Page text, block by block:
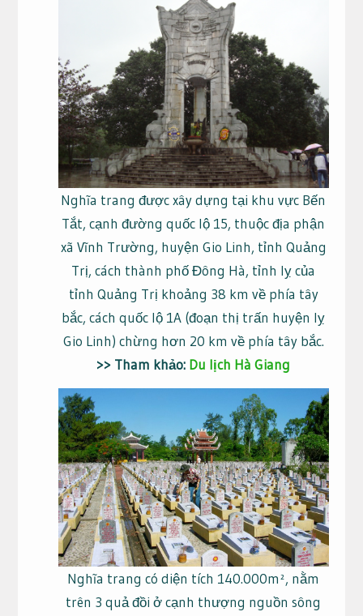
Nghĩa trang được xây dựng tại khu vực Bến
Tắt, cạnh đường quốc lộ 15, thuộc địa phận
xã Vĩnh Trường, huyện Gio Linh, tỉnh Quảng
Trị, cách thành phố Đông Hà, tỉnh lỵ của
tỉnh Quảng Trị khoảng 38 km về phía tây
bắc, cách quốc lộ 1A (đoạn thị trấn huyện lỵ
Gio Linh) chừng hơn 20 km về phía tây bắc.
>> Tham khảo: Du lịch Hà Giang
Nghĩa trang có diện tích 140.000m², nằm
trên 3 quả đồi ở cạnh thượng nguồn sông